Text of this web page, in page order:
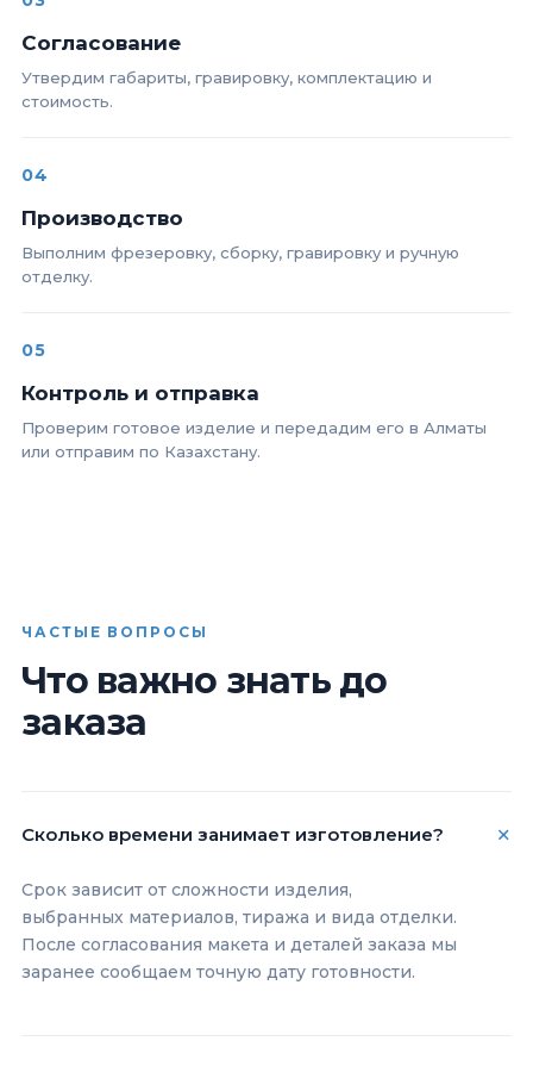
Согласование
Утвердим габариты, гравировку, комплектацию и
стоимость.
04
Производство
Выполним фрезеровку, сборку, гравировку и ручную
отделку.
05
Контроль и отправка
Проверим готовое изделие и передадим его в Алматы
или отправим по Казахстану.
ЧАСТЫЕ ВОПРОСЫ
Что важно знать до
заказа
Сколько времени занимает изготовление?
Срок зависит от сложности изделия,
выбранных материалов, тиража и вида отделки.
После согласования макета и деталей заказа мы
заранее сообщаем точную дату готовности.